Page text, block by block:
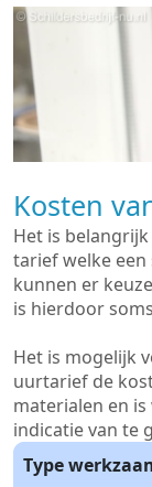
Kosten
Het is
tarief welke een
kunnen er
is hierdoor
Het is mogelijk
uurtarief de
materialen en
indicatie van te
Type